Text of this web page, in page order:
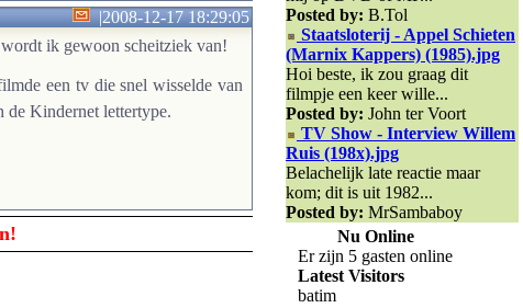
|2008-12-17 18:29:05
ik gewoon scheitziek van!
een tv die snel wisselde van
Kindernet lettertype.
Posted by: B.Tol
Staatsloterij - Appel Schieten
(Marnix Kappers) (1985).jpg
Hoi beste, ik zou graag dit
filmpje een keer wille...
Posted by: John ter Voort
TV Show - Interview Willem
Ruis (198x).jpg
Belachelijk late reactie maar
kom; dit is uit 1982...
Posted by: MrSambaboy
Nu Online
Er zijn 5 gasten online
Latest Visitors
batim